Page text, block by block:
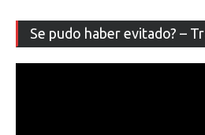
Se pudo haber evitado? –